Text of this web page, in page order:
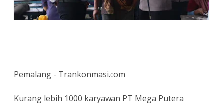
Pemalang - Trankonmasi.com
Kurang lebih 1000 karyawan PT Mega Putera